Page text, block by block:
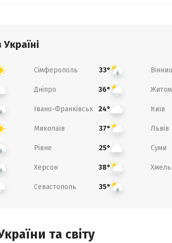
Сімферополь 33°
Дніпро 36°
Івано-Франківськ 24° Київ
Миколаїв 37° Львів
Рівне 25° Суми
Херсон 38°
Севастополь 35°
та світу